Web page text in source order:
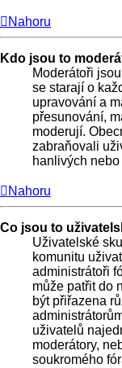
Nahoru
Kdo jsou to
Moderátoři
se starají o
upravování a
přesunování,
moderují.
zabraňovali
hanlivých
Nahoru
Co jsou to
Uživatelské
komunitu
administrátoři
může patřit do
být přiřazena
uživatelů
moderátory,
soukromého